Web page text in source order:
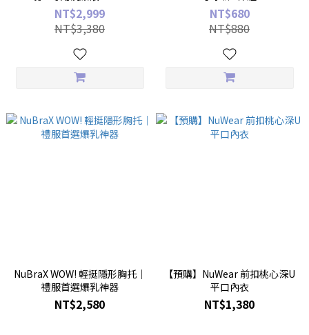
NT$2,999
NT$3,380
NT$680
NT$880
NuBraX WOW! 輕挺隱形胸托｜
禮服首選爆乳神器
NT$2,580
【預購】NuWear 前扣桃心深U
平口內衣
NT$1,380